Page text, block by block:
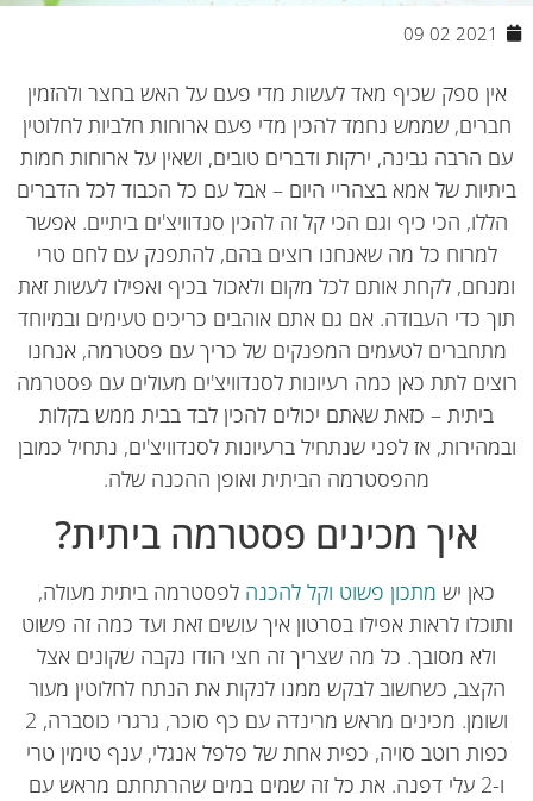
2021 02 09
ספק שכיף מאד לעשות מדי פעם על האש בחצר ולהזמין
שממש נחמד להכין מדי פעם ארוחות חלביות לחלוטין
הרבה גבינה, ירקות ודברים טובים, ושאין על ארוחות חמות
של אמא בצהריי היום – אבל עם כל הכבוד לכל הדברים
הכי כיף וגם הכי קל זה להכין סנדוויצ'ים ביתיים. אפשר
למרוח כל מה שאנחנו רוצים בהם, להתפנק עם לחם טרי
לקחת אותם לכל מקום ולאכול בכיף ואפילו לעשות זאת
כדי העבודה. אם גם אתם אוהבים כריכים טעימים ובמיוחד
לטעמים המפנקים של כריך עם פסטרמה, אנחנו
לתת כאן כמה רעיונות לסנדוויצ'ים מעולים עם פסטרמה
ביתית – כזאת שאתם יכולים להכין לבד בבית ממש בקלות
אז לפני שנתחיל ברעיונות לסנדוויצ'ים, נתחיל כמובן
מהפסטרמה הביתית ואופן ההכנה שלה.
איך מכינים פסטרמה ביתית?
כאן ישמתכון פשוט וקל להכנהלפסטרמה ביתית מעולה,
לראות אפילו בסרטון איך עושים זאת ועד כמה זה פשוט
ולא מסובך. כל מה שצריך זה חצי הודו נקבה שקונים אצל
כשחשוב לבקש ממנו לנקות את הנתח לחלוטין מעור
ושומן. מכינים מראש מרינדה עם כף סוכר, גרגרי כוסברה, 2
רוטב סויה, כפית אחת של פלפל אנגלי, ענף טימין טרי
ו-2 עלי דפנה. את כל זה שמים במים שהרתחתם מראש עם